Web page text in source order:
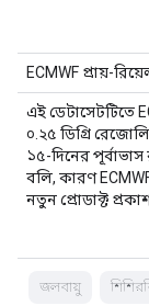
ECMWF প্রায়-
এই ডেটাসেটটিতে
০.২৫ ডিগ্রি
১৫-দিনের
বলি, কারণ
নতুন প্রোডাক্ট
জলবায়ু